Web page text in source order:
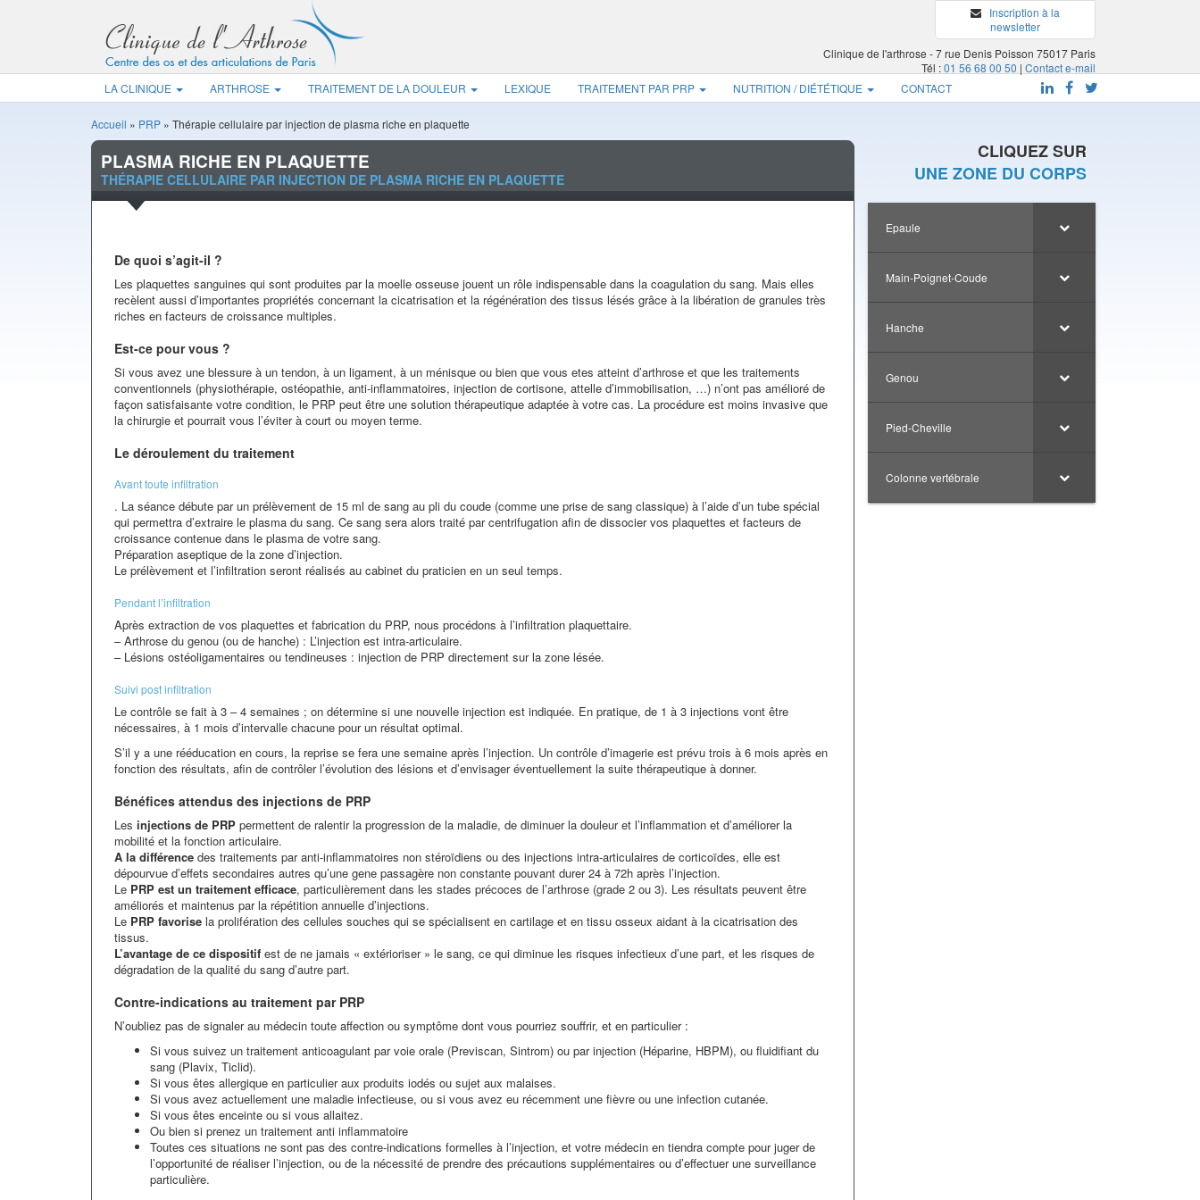
Inscription à la
newsletter
Clinique de l'arthrose - 7 rue Denis Poisson 75017 Paris
Tél :01 56 68 00 50 | Contact e-mail
LA CLINIQUE
ARTHROSE TRAITEMENT DE LA DOULEUR LEXIQUE TRAITEMENT PAR PRP NUTRITION / DIÉTÉTIQUE CONTACT
Accueil » PRP » Thérapie cellulaire par injection de plasma riche en plaquette
PLASMA RICHE EN PLAQUETTE
THÉRAPIE CELLULAIRE PAR INJECTION DE PLASMA RICHE EN PLAQUETTE
De quoi s’agit-il ?
Les plaquettes sanguines qui sont produites par la moelle osseuse jouent un rôle indispensable dans la coagulation du sang. Mais elles
recèlent aussi d’importantes propriétés concernant la cicatrisation et la régénération des tissus lésés grâce à la libération de granules très
riches en facteurs de croissance multiples.
Est-ce pour vous ?
Si vous avez une blessure à un tendon, à un ligament, à un ménisque ou bien que vous etes atteint d’arthrose et que les traitements
conventionnels (physiothérapie, ostéopathie, anti-inflammatoires, injection de cortisone, attelle d’immobilisation, …) n’ont pas amélioré de
façon satisfaisante votre condition, le PRP peut être une solution thérapeutique adaptée à votre cas. La procédure est moins invasive que
la chirurgie et pourrait vous l’éviter à court ou moyen terme.
Le déroulement du traitement
Avant toute infiltration
. La séance débute par un prélèvement de 15 ml de sang au pli du coude (comme une prise de sang classique) à l’aide d’un tube spécial
qui permettra d’extraire le plasma du sang. Ce sang sera alors traité par centrifugation afin de dissocier vos plaquettes et facteurs de
croissance contenue dans le plasma de votre sang.
Préparation aseptique de la zone d’injection.
Le prélèvement et l’infiltration seront réalisés au cabinet du praticien en un seul temps.
Pendant l’infiltration
Après extraction de vos plaquettes et fabrication du PRP, nous procédons à l’infiltration plaquettaire.
– Arthrose du genou (ou de hanche) : L’injection est intra-articulaire.
– Lésions ostéoligamentaires ou tendineuses : injection de PRP directement sur la zone lésée.
Suivi post infiltration
Le contrôle se fait à 3 – 4 semaines ; on détermine si une nouvelle injection est indiquée. En pratique, de 1 à 3 injections vont être
nécessaires, à 1 mois d’intervalle chacune pour un résultat optimal.
S’il y a une rééducation en cours, la reprise se fera une semaine après l’injection. Un contrôle d’imagerie est prévu trois à 6 mois après en
fonction des résultats, afin de contrôler l’évolution des lésions et d’envisager éventuellement la suite thérapeutique à donner.
Bénéfices attendus des injections de PRP
Les injections de PRP permettent de ralentir la progression de la maladie, de diminuer la douleur et l’inflammation et d’améliorer la
mobilité et la fonction articulaire.
A la différence des traitements par anti-inflammatoires non stéroïdiens ou des injections intra-articulaires de corticoïdes, elle est
dépourvue d’effets secondaires autres qu’une gene passagère non constante pouvant durer 24 à 72h après l’injection.
Le PRP est un traitement efficace, particulièrement dans les stades précoces de l’arthrose (grade 2 ou 3). Les résultats peuvent être
améliorés et maintenus par la répétition annuelle d’injections.
Le PRP favorise la prolifération des cellules souches qui se spécialisent en cartilage et en tissu osseux aidant à la cicatrisation des
tissus.
L’avantage de ce dispositif est de ne jamais « extérioriser » le sang, ce qui diminue les risques infectieux d’une part, et les risques de
dégradation de la qualité du sang d’autre part.
Contre-indications au traitement par PRP
N’oubliez pas de signaler au médecin toute affection ou symptôme dont vous pourriez souffrir, et en particulier :
Si vous suivez un traitement anticoagulant par voie orale (Previscan, Sintrom) ou par injection (Héparine, HBPM), ou fluidifiant du
sang (Plavix, Ticlid).
Si vous êtes allergique en particulier aux produits iodés ou sujet aux malaises.
Si vous avez actuellement une maladie infectieuse, ou si vous avez eu récemment une fièvre ou une infection cutanée.
Si vous êtes enceinte ou si vous allaitez.
Ou bien si prenez un traitement anti inflammatoire
Toutes ces situations ne sont pas des contre-indications formelles à l’injection, et votre médecin en tiendra compte pour juger de
l’opportunité de réaliser l’injection, ou de la nécessité de prendre des précautions supplémentaires ou d’effectuer une surveillance
particulière.
CLIQUEZ SUR
UNE ZONE DU CORPS
Epaule
Main-Poignet-Coude
Hanche
Genou
Pied-Cheville
Colonne vertébrale